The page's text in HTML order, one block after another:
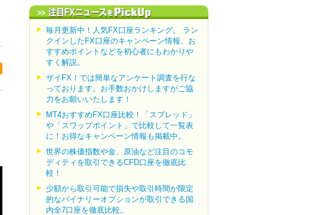
毎月更新中！人気FX口座ランキング。 ラン
クインしたFX口座のキャンペーン情報、お
すすめポイントなどを初心者にもわかりや
すく解説。
ザイFX！では簡単なアンケート調査を行な
っております。お手数おかけしますがご協
力をお願いいたします！
MT4おすすめFX口座比較！「スプレッド」
や「スワップポイント」で比較して一覧表
に！お得なキャンペーン情報も掲載中。
世界の株価指数や金、原油など注目のコモ
ディティを取引できるCFD口座を徹底比
較！
少額から取引可能で損失や取引時間が限定
的なバイナリーオプションが取引できる国
内全7口座を徹底比較。